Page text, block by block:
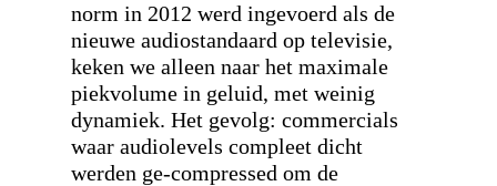
norm in 2012 werd ingevoerd als de
nieuwe audiostandaard op televisie,
keken we alleen naar het maximale
piekvolume in geluid, met weinig
dynamiek. Het gevolg: commercials
waar audiolevels compleet dicht
werden ge-compressed om de